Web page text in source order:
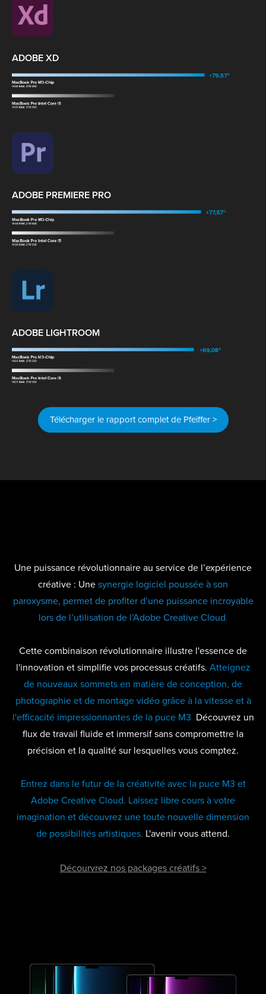
ADOBE XD
ADOBE PREMIERE PRO
ADOBE LIGHTROOM
Télécharger le rapport complet de Pfeiffer >
Une puissance révolutionnaire au service de l’expérience
créative : Unesynergie logiciel poussée à son
paroxysme, permet de profiter d’une puissance incroyable
lors de l’utilisation de l’Adobe Creative Cloud.
Cette combinaison révolutionnaire illustre l'essence de
l'innovation et simplifie vos processus créatifs. Atteignez
de nouveaux sommets en matière de conception, de
photographie et de montage vidéo grâce à la vitesse et à
l'efficacité impressionnantes de la puce M3. Découvrez un
flux de travail fluide et immersif sans compromettre la
précision et la qualité sur lesquelles vous comptez.
Entrez dans le futur de la créativité avec la puce M3 et
Adobe Creative Cloud. Laissez libre cours à votre
imagination et découvrez une toute nouvelle dimension
de possibilités artistiques. L'avenir vous attend.
Décourvrez nos packages créatifs >